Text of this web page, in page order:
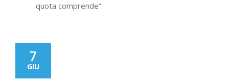
quota comprende”.
7
GIU